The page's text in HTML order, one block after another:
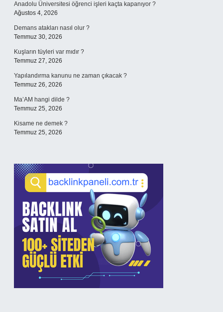
Anadolu Üniversitesi öğrenci işleri kaçta kapanıyor ?
Ağustos 4, 2026
Demans atakları nasıl olur ?
Temmuz 30, 2026
Kuşların tüyleri var mıdır ?
Temmuz 27, 2026
Yapılandırma kanunu ne zaman çıkacak ?
Temmuz 26, 2026
Ma’AM hangi dilde ?
Temmuz 25, 2026
Kisame ne demek ?
Temmuz 25, 2026